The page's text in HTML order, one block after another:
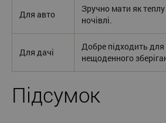
Для авто
Зручно мати як
ночівлі.
Для дачі
Добре підходить
нещоденного
Підсумок